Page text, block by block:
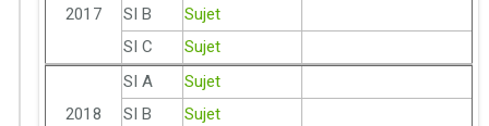
2017
SI B
Sujet
SI C
Sujet
2018
SI A
Sujet
SI B
Sujet